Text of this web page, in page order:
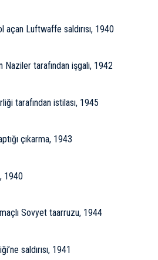
açan Luftwaffe saldırısı, 1940
Naziler tarafından işgali, 1942
tarafından istilası, 1945
çıkarma, 1943
1940
Sovyet taarruzu, 1944
saldırısı, 1941